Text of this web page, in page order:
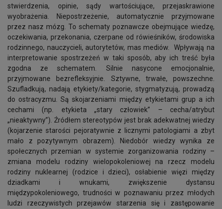
stwierdzenia, opinie, sądy wartościujące, przejaskrawione
wyobrażenia. Niepostrzeżenie, automatycznie przyjmowane
przez nasz mózg. To schematy poznawcze obejmujące wiedzę,
oczekiwania, przekonania, czerpane od rówieśników, środowiska
rodzinnego, nauczycieli, autorytetów, mas mediów. Wpływają na
interpretowanie spostrzeżeń w taki sposób, aby ich treść była
zgodna ze schematem. Silnie nasycone emocjonalnie,
przyjmowane bezrefleksyjnie. Sztywne, trwałe, powszechne.
Szufladkują, nadają etykiety/kategorie, stygmatyzują, prowadzą
do ostracyzmu. Są skojarzeniami między etykietami grup a ich
cechami (np. etykieta „stary człowiek” – cecha/atrybut
„nieaktywny”). Źródłem stereotypów jest brak adekwatnej wiedzy
(kojarzenie starości pejoratywnie z licznymi patologiami a zbyt
mało z pozytywnym obrazem). Niedobór wiedzy wynika ze
społecznych przemian w systemie zorganizowania rodziny –
zmiana modelu rodziny wielopokoleniowej na rzecz modelu
rodziny nuklearnej (rodzice i dzieci), osłabienie więzi między
dziadkami i wnukami, zwiększenie dystansu
międzypokoleniowego, trudności w poznawaniu przez młodych
ludzi rzeczywistych przejawów starzenia się i zastępowanie